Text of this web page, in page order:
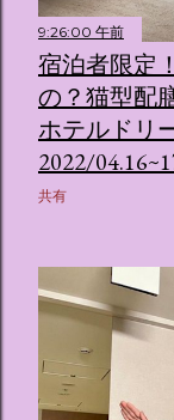
9:26:00 午前
宿泊者限定
の？猫型配
ホテルドリ
2022/
共有